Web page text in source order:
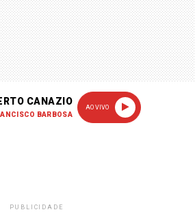
CANAZIO
BARBOSA
AO VIVO
PUBLICIDADE